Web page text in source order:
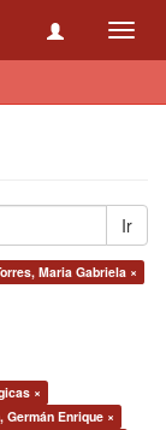
Ir
Maria Gabriela ×
×
Enrique ×